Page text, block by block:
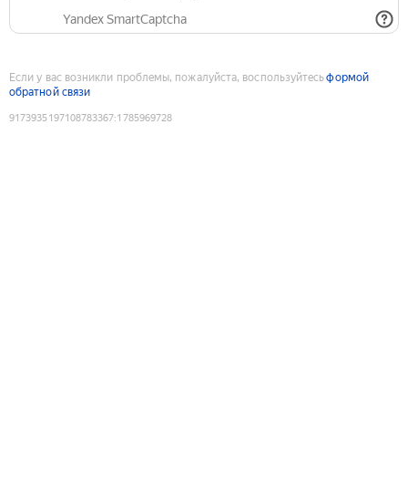
Yandex SmartCaptcha
Если у вас возникли проблемы, пожалуйста, воспользуйтесьформой
обратной связи
9173935197108783367:1785969728